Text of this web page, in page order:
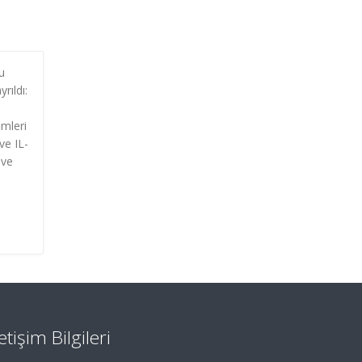
IL-
Bilgileri